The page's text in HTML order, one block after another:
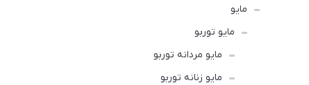
مايو
مایو توربو
مایو مردانه توربو
مایو زنانه توربو